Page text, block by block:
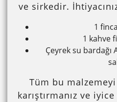
ve sirkedir.
1
1 kahve
Çeyrek su bardağı
Tüm bu
karıştırmanız ve